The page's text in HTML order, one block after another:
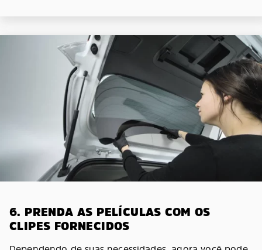
6. PRENDA AS PELÍCULAS COM OS
CLIPES FORNECIDOS